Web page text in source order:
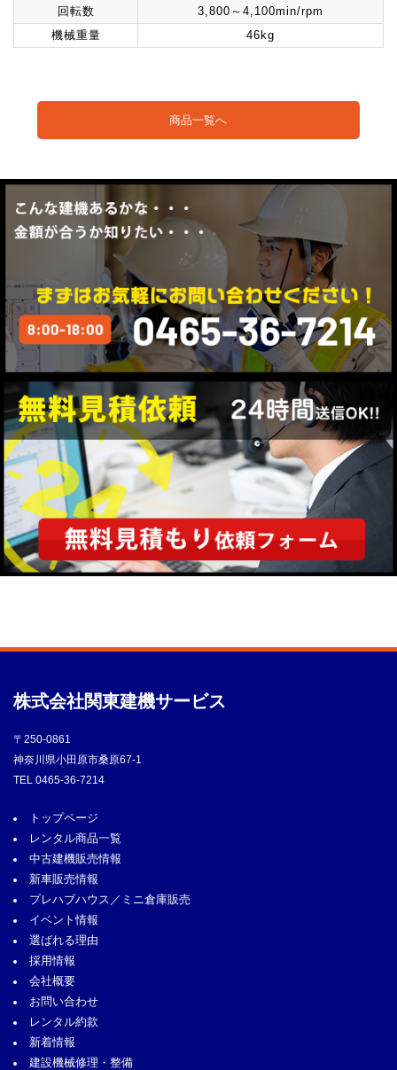
回転数
3,800～4,100min/rpm
機械重量
46kg
商品一覧へ
株式会社関東建機サービス
〒250-0861
神奈川県小田原市桑原67-1
TEL 0465-36-7214
トップページ
レンタル商品一覧
中古建機販売情報
新車販売情報
プレハブハウス／ミニ倉庫販売
イベント情報
選ばれる理由
採用情報
会社概要
お問い合わせ
レンタル約款
新着情報
建設機械修理・整備